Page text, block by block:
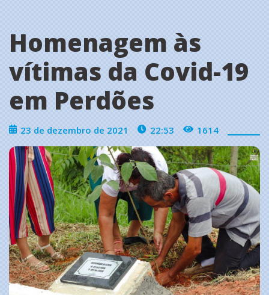
Homenagem às
vítimas da Covid-19
em Perdões
23 de dezembro de 2021 22:53 1614